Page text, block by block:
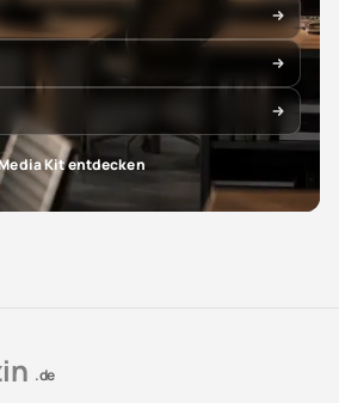
Kit entdecken
.de